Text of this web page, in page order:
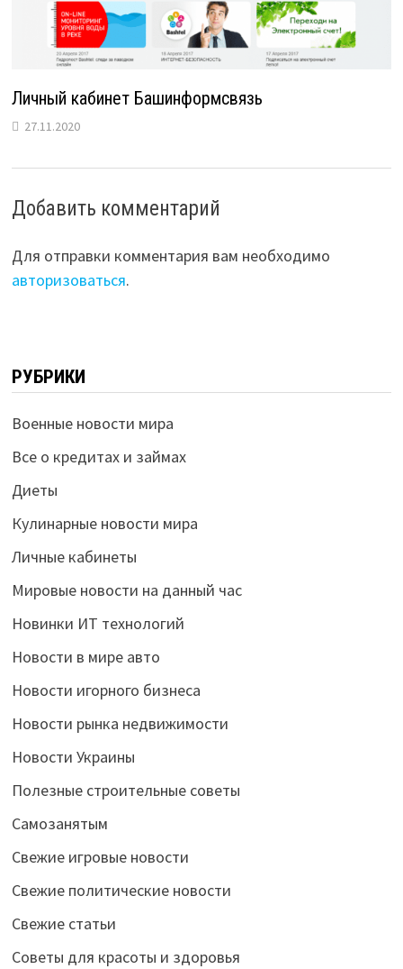
Личный кабинет Башинформсвязь
27.11.2020
Добавить комментарий
Для отправки комментария вам необходимо
авторизоваться.
РУБРИКИ
Военные новости мира
Все о кредитах и займах
Диеты
Кулинарные новости мира
Личные кабинеты
Мировые новости на данный час
Новинки ИТ технологий
Новости в мире авто
Новости игорного бизнеса
Новости рынка недвижимости
Новости Украины
Полезные строительные советы
Самозанятым
Свежие игровые новости
Свежие политические новости
Свежие статьи
Советы для красоты и здоровья